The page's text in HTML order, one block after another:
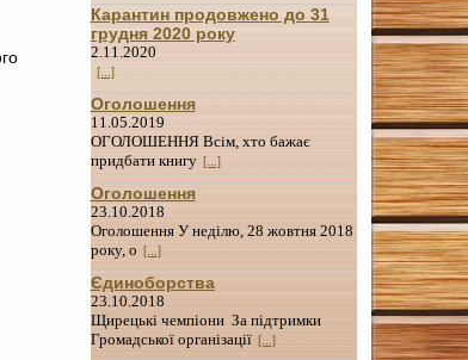
Карантин продовжено до 31
грудня 2020 року
2.11.2020
[...]
Оголошення
11.05.2019
ОГОЛОШЕННЯ Всім, хто бажає
придбати книгу [...]
Оголошення
23.10.2018
Оголошення У неділю, 28 жовтня 2018
року, о [...]
Єдиноборства
23.10.2018
Щирецькі чемпіони За підтримки
Громадської організації [...]